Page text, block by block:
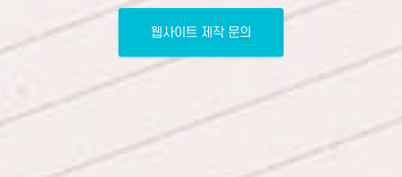
웹사이트 제작 문의